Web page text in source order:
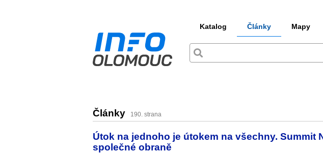
Katalog Články Mapy
Články 190. strana
Útok na jednoho je útokem na všechny. Summit
společné obraně